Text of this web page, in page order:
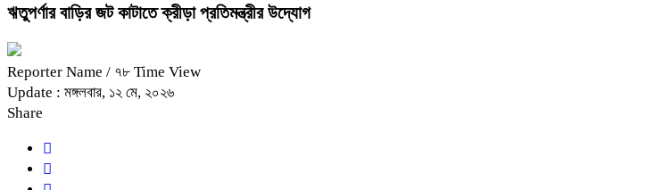
ঋতুপর্ণার বাড়ির জট কাটাতে ক্রীড়া প্রতিমন্ত্রীর উদ্যোগ
Reporter Name / ৭৮ Time View
Update : মঙ্গলবার, ১২ মে, ২০২৬
Share